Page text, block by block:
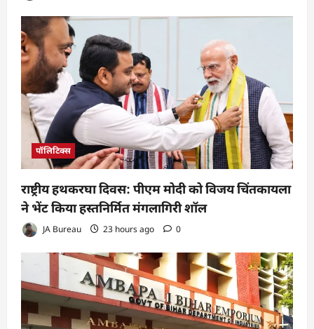
पॉलिटिक्स
राष्ट्रीय हथकरघा दिवस: पीएम मोदी को विजय चिंतकायला
ने भेंट किया हस्तनिर्मित मंगलागिरी शॉल
JA Bureau 23 hours ago 0